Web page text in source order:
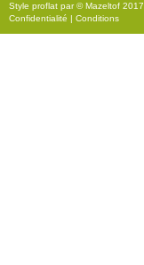
Style proflat par ©Mazeltof 2017
Confidentialité | Conditions